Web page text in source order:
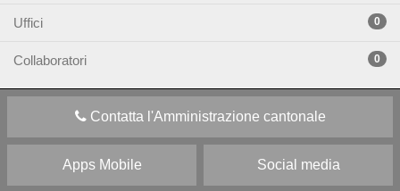
0
Uffici
0
Collaboratori
Contatta l'Amministrazione cantonale
Apps Mobile Social media